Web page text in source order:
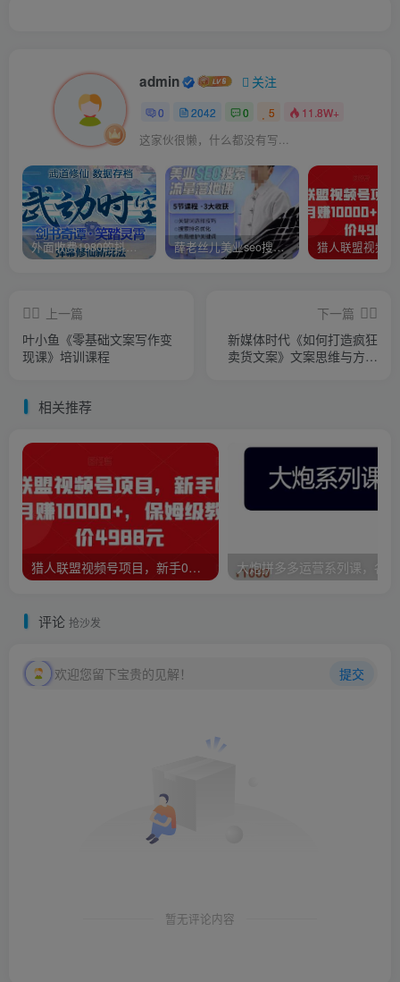
admin 关注
0 2042 0 5 11.8W+
这家伙很懒，什么都没有写...
外面收费1980的抖音武动时空直播项目，无需真人出镜，实时互动直播【软件+详细教程】 薛老丝儿美业seo搜索流量落地课，一周暴涨20w粉丝，全干货讲解
上一篇
叶小鱼《零基础文案写作变
现课》培训课程
下一篇
新媒体时代《如何打造疯狂
卖货文案》文案思维与方法
相关推荐
猎人联盟视频号项目，新手0基础轻松月赚10000+，保姆级教程原价4988元
评论 抢沙发
欢迎您留下宝贵的见解！ 提交
暂无评论内容